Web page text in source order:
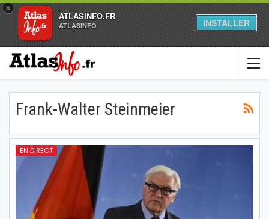
×
ATLASINFO.FR
ATLASINFO INSTALLER
Frank-Walter Steinmeier
EN DIRECT